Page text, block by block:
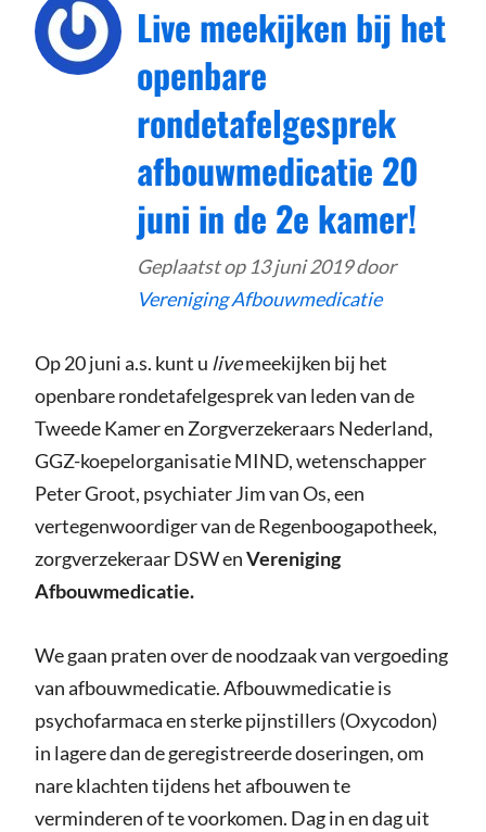
Live meekijken bij het
openbare
rondetafelgesprek
afbouwmedicatie 20
juni in de 2e kamer!
Geplaatst op 13 juni 2019door
Vereniging Afbouwmedicatie
Op 20 juni a.s. kunt u livemeekijken bij het
openbare rondetafelgesprek van leden van de
Tweede Kamer en Zorgverzekeraars Nederland,
GGZ-koepelorganisatie MIND, wetenschapper
Peter Groot, psychiater Jim van Os, een
vertegenwoordiger van de Regenboogapotheek,
zorgverzekeraar DSW enVereniging
Afbouwmedicatie.
We gaan praten over de noodzaak van vergoeding
van afbouwmedicatie. Afbouwmedicatie is
psychofarmaca en sterke pijnstillers (Oxycodon)
in lagere dan de geregistreerde doseringen, om
nare klachten tijdens het afbouwen te
verminderen of te voorkomen. Dag in en dag uit